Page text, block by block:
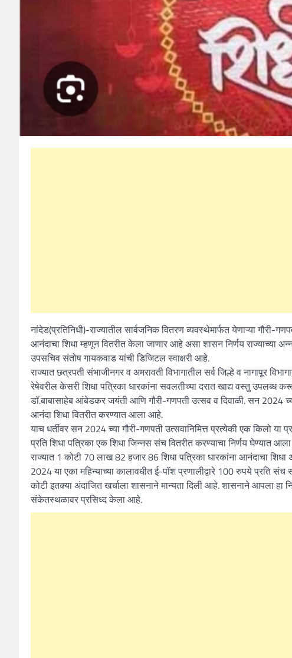
नांदेड(प्रतिनिधी)-राज्यातील सार्वजनिक वितरण व्यवस्थेमार्फत येणाऱ्या गौरी-
आनंदाचा शिधा म्हणून वितरीत केला जाणार आहे असा शासन निर्णय राज्याच्या
उपसचिव संतोष गायकवाड यांची डिजिटल स्वाक्षरी आहे.
राज्यात छत्रपती संभाजीनगर व अमरावती विभागातील सर्व जिल्हे व नागापूर
रेषेवरील केसरी शिधा पत्रिका धारकांना सवलतीच्या दरात खाद्य वस्तु उपलब्ध
डॉ.बाबासाहेब आंबेडकर जयंती आणि गौरी-गणपती उत्सव व दिवाळी. सन 2024
आनंदा शिधा वितरीत करण्यात आला आहे.
याच धर्तीवर सन 2024 च्या गौरी-गणपती उत्सवानिमित्त प्रत्येकी एक किलो
प्रति शिधा पत्रिका एक शिधा जिन्नस संच वितरीत करण्याचा निर्णय घेण्यात
राज्यात 1 कोटी 70 लाख 82 हजार 86 शिधा पत्रिका धारकांना आनंदाचा
2024 या एका महिन्याच्या कालावधीत ई-पॉश प्रणालीद्वारे 100 रुपये प्रति
कोटी इतक्या अंदाजित खर्चाला शासनाने मान्यता दिली आहे. शासनाने
संकेतस्थळावर प्रसिध्द केला आहे.